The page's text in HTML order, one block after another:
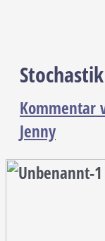
Stochastik
Kommentar
Jenny